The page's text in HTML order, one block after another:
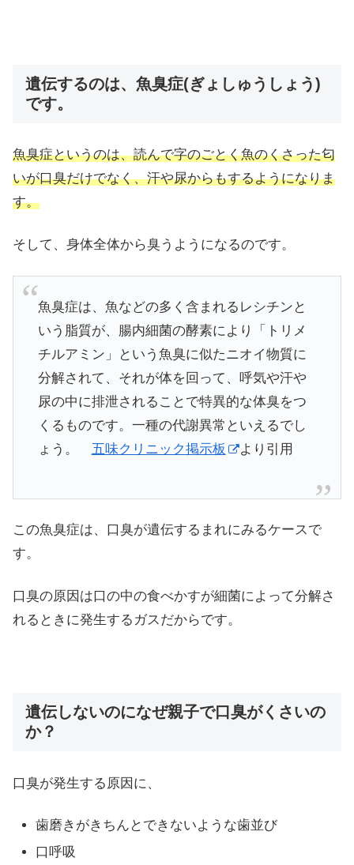
遺伝するのは、魚臭症(ぎょしゅうしょう)
です。
魚臭症というのは、読んで字のごとく魚のくさった匂
いが口臭だけでなく、汗や尿からもするようになりま
す。
そして、身体全体から臭うようになるのです。
魚臭症は、魚などの多く含まれるレシチンと
いう脂質が、腸内細菌の酵素により「トリメ
チルアミン」という魚臭に似たニオイ物質に
分解されて、それが体を回って、呼気や汗や
尿の中に排泄されることで特異的な体臭をつ
くるものです。一種の代謝異常といえるでし
ょう。 五味クリニック掲示板 より引用
この魚臭症は、口臭が遺伝するまれにみるケースで
す。
口臭の原因は口の中の食べかすが細菌によって分解さ
れるときに発生するガスだからです。
遺伝しないのになぜ親子で口臭がくさいの
か？
口臭が発生する原因に、
歯磨きがきちんとできないような歯並び
口呼吸